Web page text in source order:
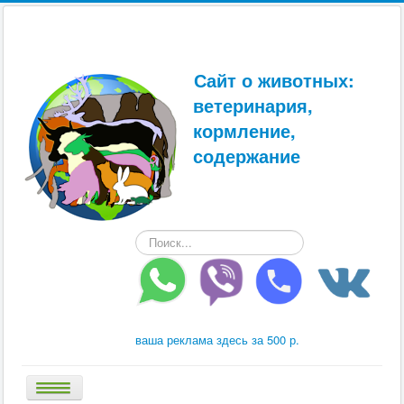
Сайт о животных:
ветеринария,
кормление,
содержание
Искать...
ваша реклама здесь за 500 р.